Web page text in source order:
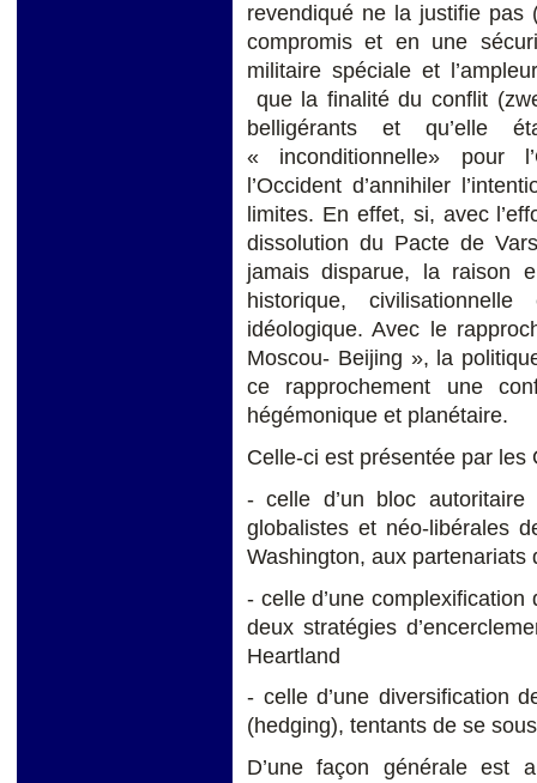
revendiqué ne la justifie
compromis et en une
militaire spéciale et
que la finalité du conflit
belligérants et qu’elle
« inconditionnelle» pour
l’Occident d’annihiler
limites. En effet, si, avec
dissolution du Pacte de
jamais disparue, la raison
historique,
idéologique. Avec le
Moscou- Beijing », la
ce rapprochement une
hégémonique et planétaire.
Celle-ci est présentée par
- celle d’un bloc
globalistes et néo-libérales
Washington, aux partenariats
- celle d’une
deux stratégies
Heartland
- celle d’une diversification
(hedging), tentants de se
D’une façon générale est